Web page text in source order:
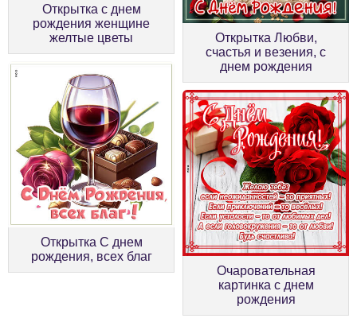
Открытка с днем
рождения женщине
желтые цветы
Открытка Любви,
счастья и везения, с
днем рождения
Открытка С днем
рождения, всех благ
Очаровательная
картинка с днем
рождения